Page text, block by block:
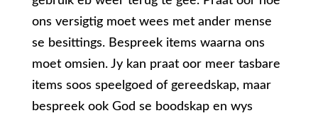
ons versigtig moet wees met ander mense
se besittings. Bespreek items waarna ons
moet omsien. Jy kan praat oor meer tasbare
items soos speelgoed of gereedskap, maar
bespreek ook God se boodskap en wys